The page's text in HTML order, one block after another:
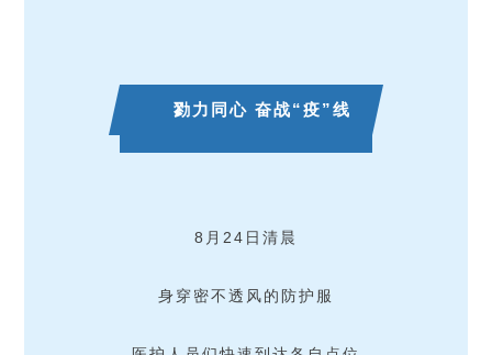
勠力同心 奋战“疫”线
8月24日清晨
身穿密不透风的防护服